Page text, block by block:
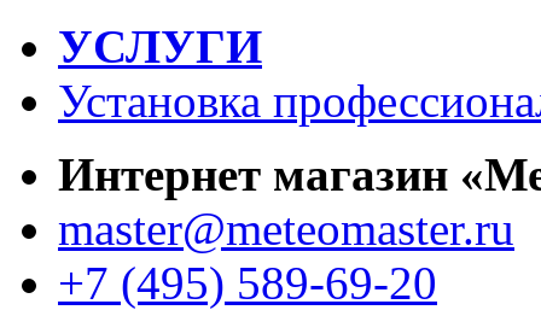
УСЛУГИ
Установка
Интернет магазин
master@meteomaster.ru
+7 (495) 589-69-20